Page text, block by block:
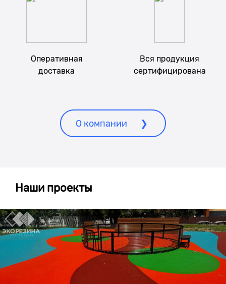
Оперативная
доставка
Вся продукция
сертифицирована
О компании
Наши проекты